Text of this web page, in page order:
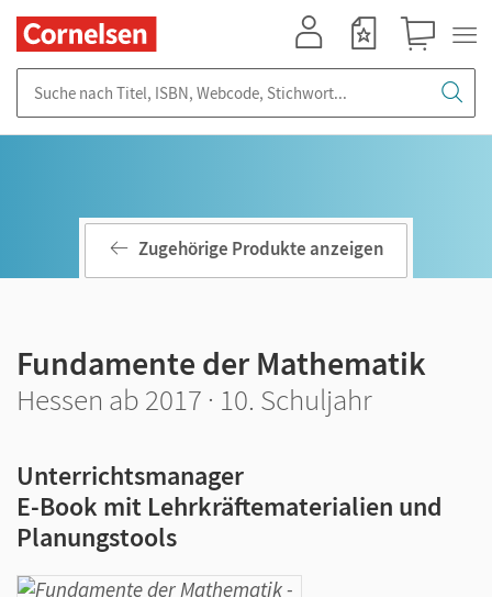
Zugehörige Produkte anzeigen
Fundamente der Mathematik
Hessen ab 2017 · 10. Schuljahr
Unterrichtsmanager
E-Book mit Lehrkräftematerialien und
Planungstools